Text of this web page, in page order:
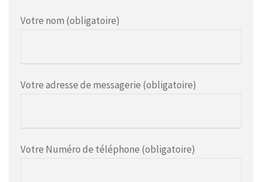
Votre nom (obligatoire)
Votre adresse de messagerie (obligatoire)
Votre Numéro de téléphone (obligatoire)